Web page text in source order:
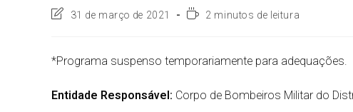
31 de março de 2021 2 minutos de leitura
*Programa suspenso temporariamente para adequações.
Entidade Responsável: Corpo de Bombeiros Militar do